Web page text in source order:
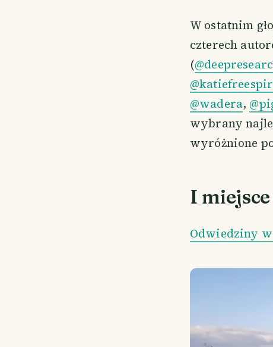
W ostatnim
czterech
(
@wadera,
wybrany
wyróżnione
I miejsce
Odwiedziny